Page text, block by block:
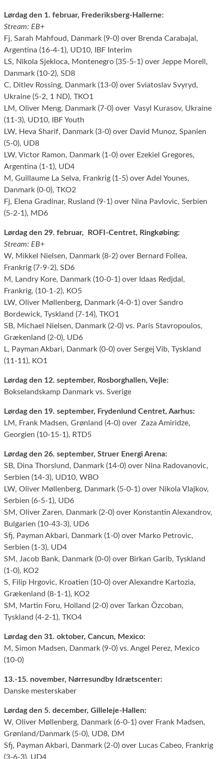
Lørdag den 1. februar, Frederiksberg-Hallerne:
Stream: EB+
Fj, Sarah Mahfoud, Danmark (9-0) over Brenda Carabajal,
Argentina (16-4-1), UD10, IBF Interim
LS, Nikola Sjekloca, Montenegro (35-5-1) over Jeppe Morell,
Danmark (10-2), SD8
C, Ditlev Rossing, Danmark (13-0) over Sviatoslav Svyryd,
Ukraine (5-2, 1 ND), TKO1
LM, Oliver Meng, Danmark (7-0) over Vasyl Kurasov, Ukraine
(11-3), UD10, IBF Youth
LW, Heva Sharif, Danmark (3-0) over David Munoz, Spanien
(5-0), UD8
LW, Victor Ramon, Danmark (1-0) over Ezekiel Gregores,
Argentina (1-1), UD4
M, Guillaume La Selva, Frankrig (1-5) over Adel Younes,
Danmark (0-0), TKO2
Fj, Elena Gradinar, Rusland (9-1) over Nina Pavlovic, Serbien
(5-2-1), MD6
Lørdag den 29. februar, ROFI-Centret, Ringkøbing:
Stream: EB+
W, Mikkel Nielsen, Danmark (8-2) over Bernard Follea,
Frankrig (7-9-2), SD6
M, Landry Kore, Danmark (10-0-1) over Idaas Redjdal,
Frankrig, (10-1-2), KO5
LW, Oliver Møllenberg, Danmark (4-0-1) over Sandro
Bordewick, Tyskland (7-14), TKO1
SB, Michael Nielsen, Danmark (2-0) vs. Paris Stavropoulos,
Grækenland (2-0), UD6
L, Payman Akbari, Danmark (0-0) over Sergej Vib, Tyskland
(11-11), KO1
Lørdag den 12. september, Rosborghallen, Vejle:
Bokselandskamp Danmark vs. Sverige
Lørdag den 19. september, Frydenlund Centret, Aarhus:
LM, Frank Madsen, Grønland (4-0) over Zaza Amiridze,
Georgien (10-15-1), RTD5
Lørdag den 26. september, Struer Energi Arena:
SB, Dina Thorslund, Danmark (14-0) over Nina Radovanovic,
Serbien (14-3), UD10, WBO
LW, Oliver Møllenberg, Danmark (5-0-1) over Nikola Vlajkov,
Serbien (6-5-1), UD6
SM, Oliver Zaren, Danmark (2-0) over Konstantin Alexandrov,
Bulgarien (10-43-3), UD6
Sfj, Payman Akbari, Danmark (1-0) over Marko Petrovic,
Serbien (1-3), UD4
SM, Jacob Bank, Danmark (0-0) over Birkan Garib, Tyskland
(1-0), KO2
S, Filip Hrgovic, Kroatien (10-0) over Alexandre Kartozia,
Grækenland (8-1-1), KO2
SM, Martin Foru, Holland (2-0) over Tarkan Özcoban,
Tyskland (4-2-1), TKO4
Lørdag den 31. oktober, Cancun, Mexico:
M, Simon Madsen, Danmark (9-0) vs. Angel Perez, Mexico
(10-0)
13.-15. november, Nørresundby Idrætscenter:
Danske mesterskaber
Lørdag den 5. december, Gilleleje-Hallen:
W, Oliver Møllenberg, Danmark (6-0-1) over Frank Madsen,
Grønland/Danmark (5-0), UD8, DM
Sfj, Payman Akbari, Danmark (2-0) over Lucas Cabeo, Frankrig
(3-6-3), UD4